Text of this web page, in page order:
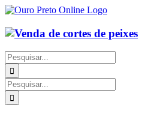
Ir
o
conteúdo
Buscar
resultados
para:
Buscar
resultados
para: